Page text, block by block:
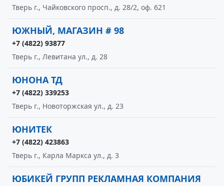
Тверь г., Чайковского просп., д. 28/2, оф. 621
ЮЖНЫЙ, МАГАЗИН # 98
+7 (4822) 93877
Тверь г., Левитана ул., д. 28
ЮНОНА ТД
+7 (4822) 339253
Тверь г., Новоторжская ул., д. 23
ЮНИТЕК
+7 (4822) 423863
Тверь г., Карла Маркса ул., д. 3
ЮБИКЕЙ ГРУПП РЕКЛАМНАЯ КОМПАНИЯ